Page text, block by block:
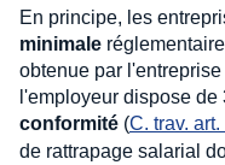
En principe, les
minimale
obtenue par
l'employeur dispose de
conformité (C. trav.
de rattrapage salarial